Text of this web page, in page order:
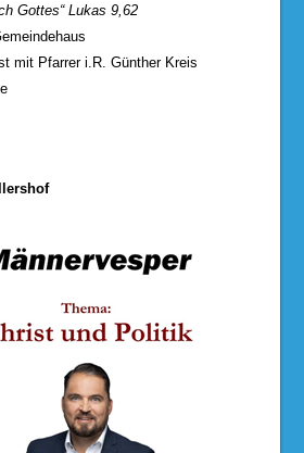
Gottes“ Lukas 9,62
mit Pfarrer i.R. Günther Kreis